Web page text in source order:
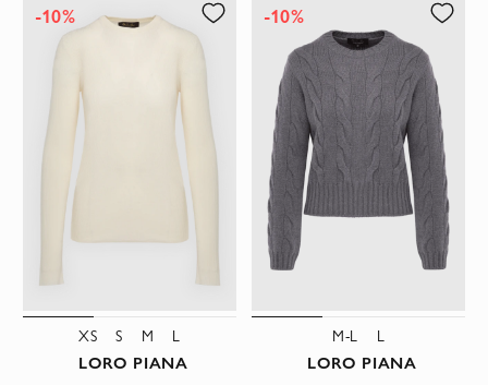
-10%
XS S M L
LORO PIANA
-10%
M-L L
LORO PIANA